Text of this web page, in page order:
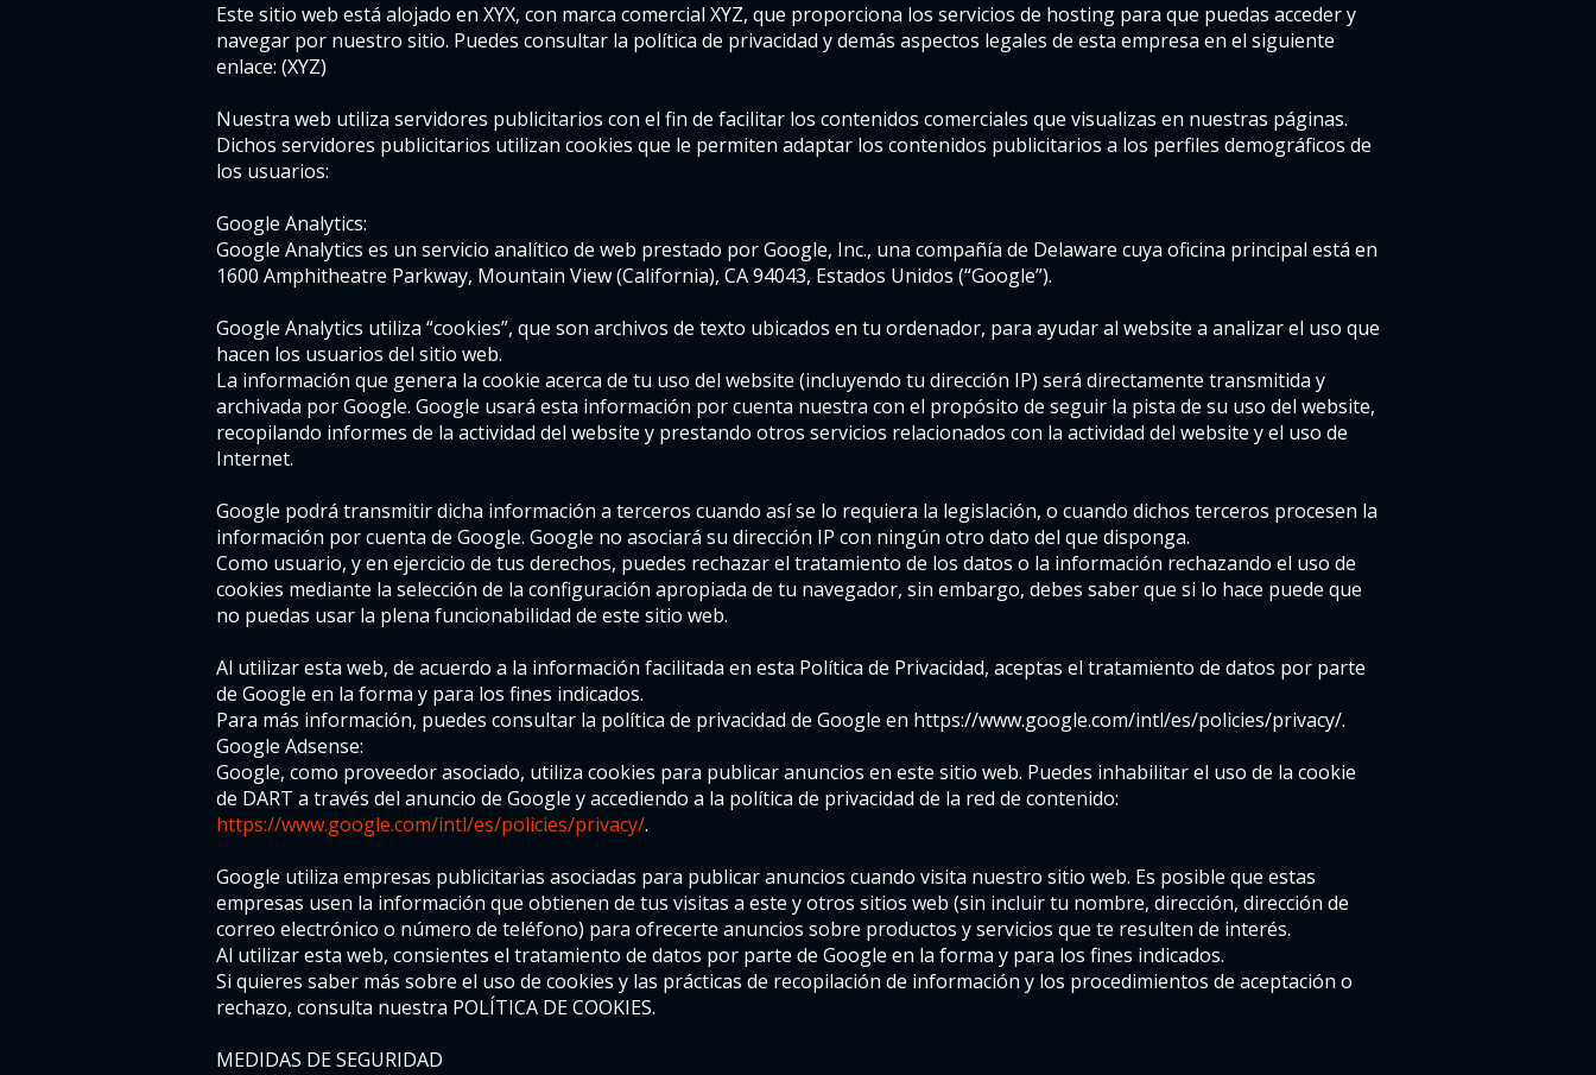
Este sitio web está alojado en XYX, con marca comercial XYZ, que proporciona los servicios de hosting para que puedas acceder y
navegar por nuestro sitio. Puedes consultar la política de privacidad y demás aspectos legales de esta empresa en el siguiente
enlace: (XYZ)
Nuestra web utiliza servidores publicitarios con el fin de facilitar los contenidos comerciales que visualizas en nuestras páginas.
Dichos servidores publicitarios utilizan cookies que le permiten adaptar los contenidos publicitarios a los perfiles demográficos de
los usuarios:
Google Analytics:
Google Analytics es un servicio analítico de web prestado por Google, Inc., una compañía de Delaware cuya oficina principal está en
1600 Amphitheatre Parkway, Mountain View (California), CA 94043, Estados Unidos (“Google”).
Google Analytics utiliza “cookies”, que son archivos de texto ubicados en tu ordenador, para ayudar al website a analizar el uso que
hacen los usuarios del sitio web.
La información que genera la cookie acerca de tu uso del website (incluyendo tu dirección IP) será directamente transmitida y
archivada por Google. Google usará esta información por cuenta nuestra con el propósito de seguir la pista de su uso del website,
recopilando informes de la actividad del website y prestando otros servicios relacionados con la actividad del website y el uso de
Internet.
Google podrá transmitir dicha información a terceros cuando así se lo requiera la legislación, o cuando dichos terceros procesen la
información por cuenta de Google. Google no asociará su dirección IP con ningún otro dato del que disponga.
Como usuario, y en ejercicio de tus derechos, puedes rechazar el tratamiento de los datos o la información rechazando el uso de
cookies mediante la selección de la configuración apropiada de tu navegador, sin embargo, debes saber que si lo hace puede que
no puedas usar la plena funcionabilidad de este sitio web.
Al utilizar esta web, de acuerdo a la información facilitada en esta Política de Privacidad, aceptas el tratamiento de datos por parte
de Google en la forma y para los fines indicados.
Para más información, puedes consultar la política de privacidad de Google en https://www.google.com/intl/es/policies/privacy/.
Google Adsense:
Google, como proveedor asociado, utiliza cookies para publicar anuncios en este sitio web. Puedes inhabilitar el uso de la cookie
de DART a través del anuncio de Google y accediendo a la política de privacidad de la red de contenido:
https://www.google.com/intl/es/policies/privacy/.
Google utiliza empresas publicitarias asociadas para publicar anuncios cuando visita nuestro sitio web. Es posible que estas
empresas usen la información que obtienen de tus visitas a este y otros sitios web (sin incluir tu nombre, dirección, dirección de
correo electrónico o número de teléfono) para ofrecerte anuncios sobre productos y servicios que te resulten de interés.
Al utilizar esta web, consientes el tratamiento de datos por parte de Google en la forma y para los fines indicados.
Si quieres saber más sobre el uso de cookies y las prácticas de recopilación de información y los procedimientos de aceptación o
rechazo, consulta nuestra POLÍTICA DE COOKIES.
MEDIDAS DE SEGURIDAD